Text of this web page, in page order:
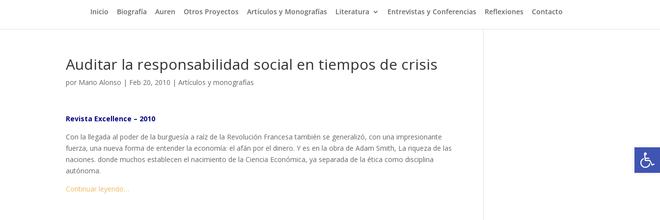
Inicio Biografía Auren Otros Proyectos Artículos y Monografías Literatura Entrevistas y Conferencias Reflexiones Contacto
Auditar la responsabilidad social en tiempos de crisis
por Mario Alonso | Feb 20, 2010 |Artículos y monografías
Revista Excellence – 2010
Con la llegada al poder de la burguesía a raíz de la Revolución Francesa también se generalizó, con una impre­sionante
fuerza, una nueva forma de entender la economía: el afán por el dinero. Y es en la obra de Adam Smith, La riqueza de las
naciones. donde muchos establecen el naci­miento de la Ciencia Económica, ya separada de la ética como disciplina
autónoma.
Continuar leyendo…